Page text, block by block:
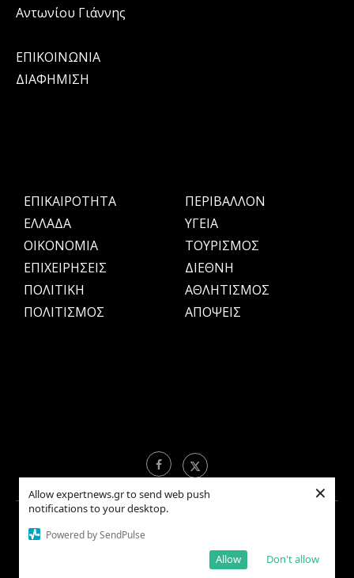
Allow expertnews.gr to send web push
notifications to your desktop.
Powered by SendPulse
Don't allow
Allow
×
Αντωνίου Γιάννης
ΕΠΙΚΟΙΝΩΝΙΑ
ΔΙΑΦΗΜΙΣΗ
ΕΠΙΚΑΙΡΟΤΗΤΑ
ΕΛΛΑΔΑ
OIKONOMIA
ΕΠΙΧΕΙΡΗΣΕΙΣ
ΠΟΛΙΤΙΚΗ
ΠΟΛΙΤΙΣΜΟΣ
ΠΕΡΙΒΑΛΛΟΝ
ΥΓΕΙΑ
ΤΟΥΡΙΣΜΟΣ
ΔΙΕΘΝΗ
ΑΘΛΗΤΙΣΜΟΣ
ΑΠΟΨΕΙΣ